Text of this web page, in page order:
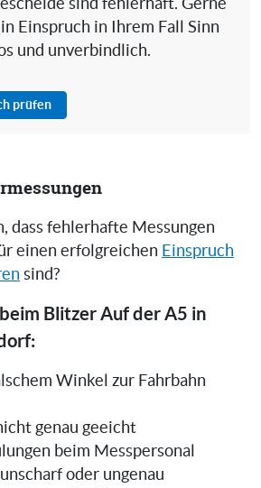
sind fehlerhaft. Gerne
Einspruch in Ihrem Fall Sinn
und unverbindlich.
prüfen
dass fehlerhafte Messungen
einen erfolgreichen Einspruch
sind?
Blitzer Auf der A5 in
Winkel zur Fahrbahn
genau geeicht
beim Messpersonal
oder ungenau